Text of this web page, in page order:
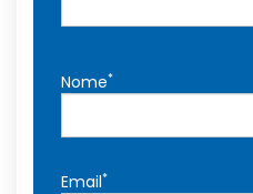
Nome*
Email*